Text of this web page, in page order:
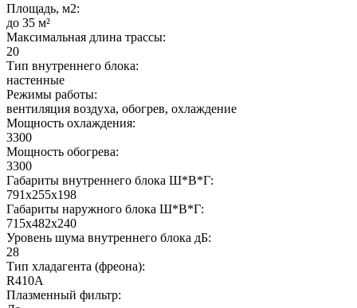
Площадь, м2:
до 35 м²
Максимальная длина трассы:
20
Тип внутреннего блока:
настенные
Режимы работы:
вентиляция воздуха, обогрев, охлаждение
Мощность охлаждения:
3300
Мощность обогрева:
3300
Габариты внутреннего блока Ш*В*Г:
791х255х198
Габариты наружного блока Ш*В*Г:
715х482х240
Уровень шума внутреннего блока дБ:
28
Тип хладагента (фреона):
R410A
Плазменный фильтр: